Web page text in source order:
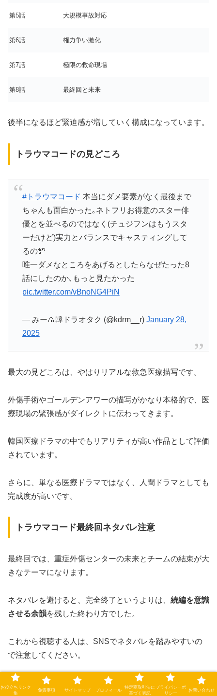
第5話 大規模事故対応
第6話 権力争い激化
第7話 極限の救命現場
第8話 最終回と未来
後半になるほど緊迫感が増していく構成になっています。
トラウマコードの見どころ
#トラウマコード 本当にダメ要素がなく最後まで
ちゃんも面白かった｡ネトフリお得意のスター俳
優とを並べるのではなく(チュジフンはもうスタ
ーだけど)実力とバランスでキャスティングして
るの💯
唯一ダメなところをあげるとしたらなぜたった8
話にしたのか､もっと見たかった
pic.twitter.com/vBnoNG4PiN
— みー🍙韓ドラオタク (@kdrm__r) January 28,
2025
最大の見どころは、やはりリアルな救急医療描写です。
外傷手術やゴールデンアワーの描写がかなり本格的で、医
療現場の緊張感がダイレクトに伝わってきます。
韓国医療ドラマの中でもリアリティが高い作品として評価
されています。
さらに、単なる医療ドラマではなく、人間ドラマとしても
完成度が高いです。
トラウマコード最終回ネタバレ注意
最終回では、重症外傷センターの未来とチームの結束が大
きなテーマになります。
ネタバレを避けると、完全終了というよりは、 続編を意識
させる余韻を残した終わり方でした。
これから視聴する人は、SNSでネタバレを踏みやすいの
で注意してください。
トラウマコードシーズン2予想
お役立ちリンク
集
免責事項 サイトマップ プロフィール
特定商取引法に
基づく表記
プライバシーポ
リシー
お問い合わせ